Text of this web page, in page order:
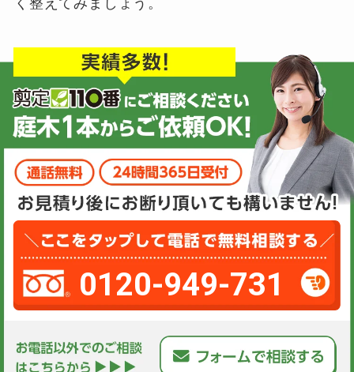
く整えてみましょう。
0120-949-731